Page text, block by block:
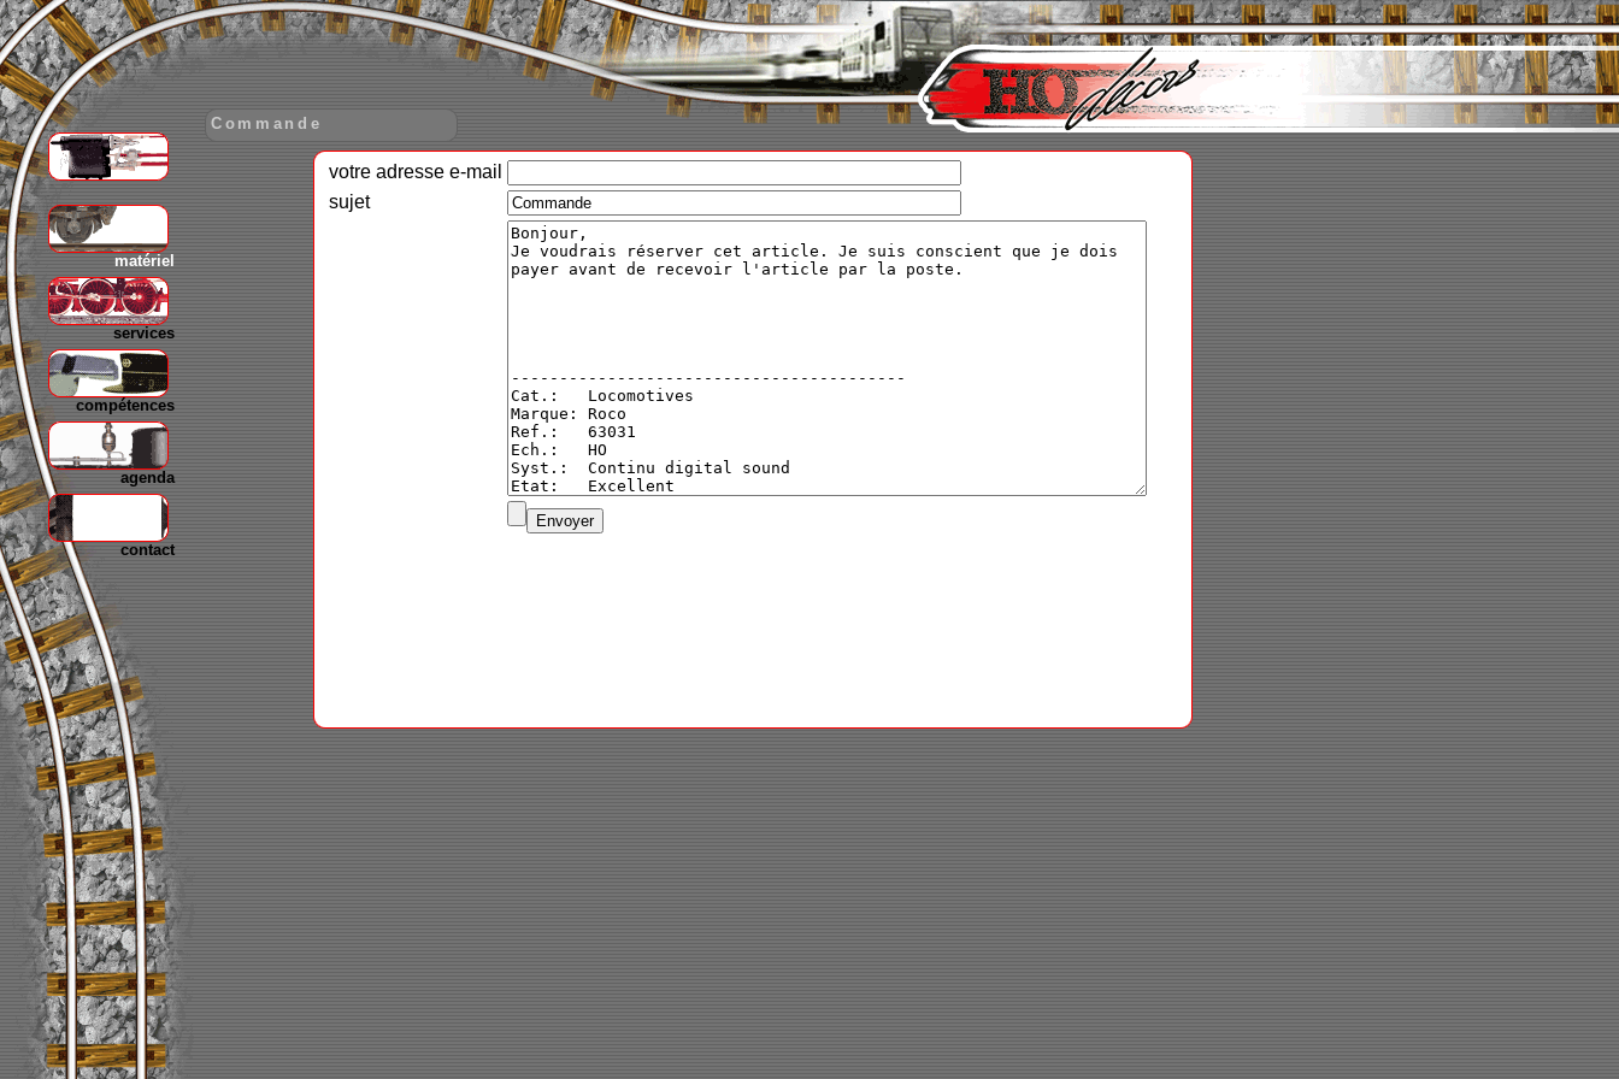
matériel
services
compétences
agenda
contact
Commande
votre adresse e-mail
sujet